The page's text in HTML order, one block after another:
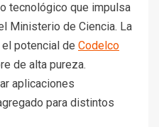
tecnológico que impulsa
Ministerio de Ciencia. La
potencial de Codelco
de alta pureza.
aplicaciones
para distintos